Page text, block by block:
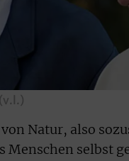
Natur, also
Menschen selbst